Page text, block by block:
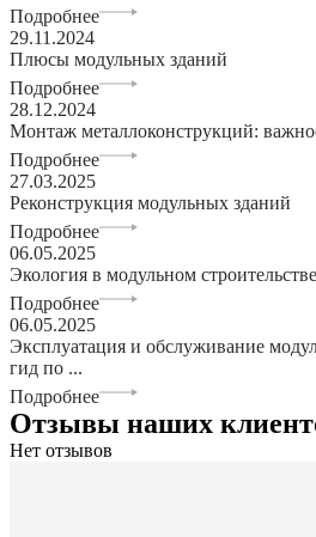
Подробнее
29.11.2024
Плюсы модульных зданий
Подробнее
28.12.2024
Монтаж металлоконструкций:
Подробнее
27.03.2025
Реконструкция модульных зданий
Подробнее
06.05.2025
Экология в модульном
Подробнее
06.05.2025
Эксплуатация и обслуживание
гид по ...
Подробнее
Отзывы наших
Нет отзывов